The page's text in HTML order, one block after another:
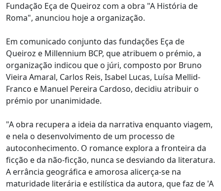
Fundação Eça de Queiroz com a obra "A História de
Roma", anunciou hoje a organização.
Em comunicado conjunto das fundações Eça de
Queiroz e Millennium BCP, que atribuem o prémio, a
organização indicou que o júri, composto por Bruno
Vieira Amaral, Carlos Reis, Isabel Lucas, Luísa Mellid-
Franco e Manuel Pereira Cardoso, decidiu atribuir o
prémio por unanimidade.
"A obra recupera a ideia da narrativa enquanto viagem,
e nela o desenvolvimento de um processo de
autoconhecimento. O romance explora a fronteira da
ficção e da não-ficção, nunca se desviando da literatura.
A errância geográfica e amorosa alicerça-se na
maturidade literária e estilística da autora, que faz de 'A